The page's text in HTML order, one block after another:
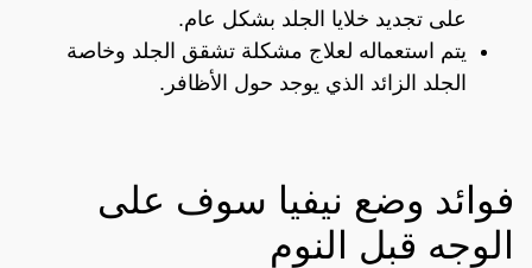
على تجديد خلايا الجلد بشكل عام.
يتم استعماله لعلاج مشكلة تشقق الجلد وخاصة
الجلد الزائد الذي يوجد حول الأظافر.
فوائد وضع نيفيا سوف على
الوجه قبل النوم